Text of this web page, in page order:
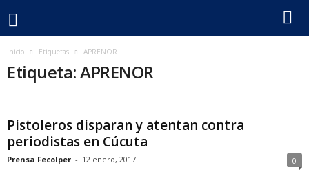
Inicio Etiquetas APRENOR
Etiqueta: APRENOR
Pistoleros disparan y atentan contra
periodistas en Cúcuta
Prensa Fecolper - 12 enero, 2017 0